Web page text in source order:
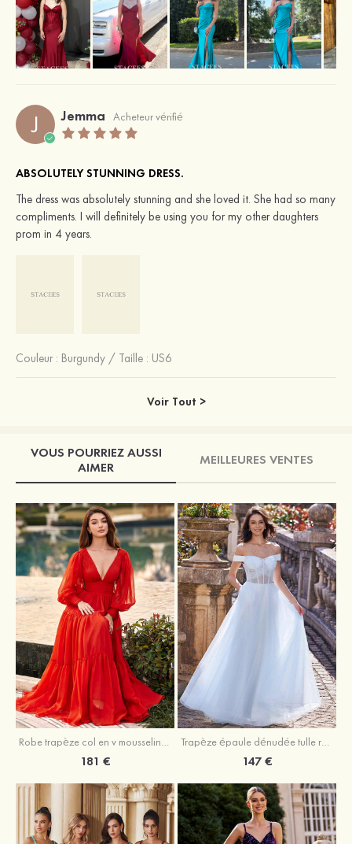
J Jemma Acheteur vérifié
ABSOLUTELY STUNNING DRESS.
The dress was absolutely stunning and she loved it. She had so many
compliments. I will definitely be using you for my other daughters
prom in 4 years.
Couleur : Burgundy / Taille : US6
Voir Tout >
VOUS POURRIEZ AUSSI
AIMER
MEILLEURES VENTES
Robe trapèze col en v mousseline ras du sol robe de bal
181 €
Trapèze épaule dénudée tulle ras du sol robe de bal
147 €